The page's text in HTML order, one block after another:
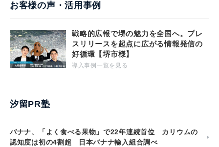
お客様の声・活用事例
戦略的広報で堺の魅力を全国へ。プレ
スリリースを起点に広がる情報発信の
好循環【堺市様】
導入事例一覧を見る
汐留PR塾
バナナ、「よく食べる果物」で22年連続首位 カリウムの
認知度は初の4割超 日本バナナ輸入組合調べ